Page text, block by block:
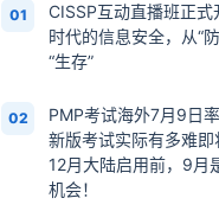
01
CISSP互动直播班正式
时代的信息安全，从“
“生存”
02
PMP考试海外7月9日率
新版考试实际有多难即
12月大陆启用前，9月
机会！